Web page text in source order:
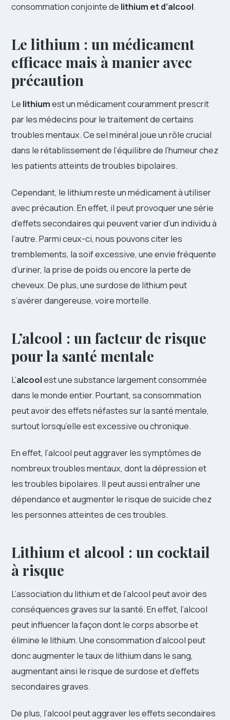
consommation conjointe de lithium et d’alcool.
Le lithium : un médicament
efficace mais à manier avec
précaution
Le lithiumest un médicament couramment prescrit
par les médecins pour le traitement de certains
troubles mentaux. Ce sel minéral joue un rôle crucial
dans le rétablissement de l’équilibre de l’humeur chez
les patients atteints de troubles bipolaires.
Cependant, le lithium reste un médicament à utiliser
avec précaution. En effet, il peut provoquer une série
d’effets secondaires qui peuvent varier d’un individu à
l’autre. Parmi ceux-ci, nous pouvons citer les
tremblements, la soif excessive, une envie fréquente
d’uriner, la prise de poids ou encore la perte de
cheveux. De plus, une surdose de lithium peut
s’avérer dangereuse, voire mortelle.
L’alcool : un facteur de risque
pour la santé mentale
L’alcoolest une substance largement consommée
dans le monde entier. Pourtant, sa consommation
peut avoir des effets néfastes sur la santé mentale,
surtout lorsqu’elle est excessive ou chronique.
En effet, l’alcool peut aggraver les symptômes de
nombreux troubles mentaux, dont la dépression et
les troubles bipolaires. Il peut aussi entraîner une
dépendance et augmenter le risque de suicide chez
les personnes atteintes de ces troubles.
Lithium et alcool : un cocktail
à risque
L’association du lithium et de l’alcool peut avoir des
conséquences graves sur la santé. En effet, l’alcool
peut influencer la façon dont le corps absorbe et
élimine le lithium. Une consommation d’alcool peut
donc augmenter le taux de lithium dans le sang,
augmentant ainsi le risque de surdose et d’effets
secondaires graves.
De plus, l’alcool peut aggraver les effets secondaires